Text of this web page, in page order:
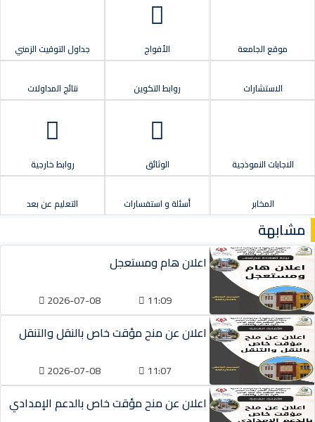
موقع الجامعة الأفواج جداول التوقيت الزمني
الاستشارات روابط التكوين نتائج المداولات
الاجابات النموذجية الوثائق روابط خارجية
المخابر أسئلة و استفسارات التعليم عن بعد
مشابهة
اعلان هام ومستعجل
11:09
2026-07-08
اعلان عن منح مؤقت خاص بالنقل والتنقل
11:07
2026-07-08
اعلان عن منح مؤقت خاص بالدعم الإمدادي